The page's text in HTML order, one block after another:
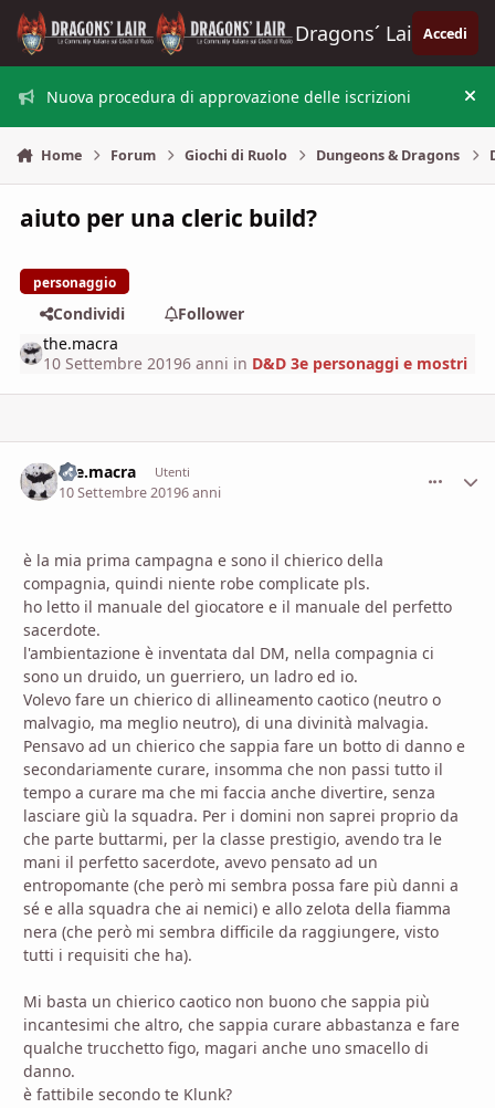
Vai al contenuto
Dragons´ Lair Accedi
Nuova procedura di approvazione delle iscrizioni
Home Forum Giochi di Ruolo Dungeons & Dragons
aiuto per una cleric build?
personaggio
Condividi
Follower
the.macra
10 Settembre 20196 anni in D&D 3e personaggi e mostri
the.macra Utenti
10 Settembre 20196 anni
è la mia prima campagna e sono il chierico della
compagnia, quindi niente robe complicate pls.
ho letto il manuale del giocatore e il manuale del perfetto
sacerdote.
l'ambientazione è inventata dal DM, nella compagnia ci
sono un druido, un guerriero, un ladro ed io.
Volevo fare un chierico di allineamento caotico (neutro o
malvagio, ma meglio neutro), di una divinità malvagia.
Pensavo ad un chierico che sappia fare un botto di danno e
secondariamente curare, insomma che non passi tutto il
tempo a curare ma che mi faccia anche divertire, senza
lasciare giù la squadra. Per i domini non saprei proprio da
che parte buttarmi, per la classe prestigio, avendo tra le
mani il perfetto sacerdote, avevo pensato ad un
entropomante (che però mi sembra possa fare più danni a
sé e alla squadra che ai nemici) e allo zelota della fiamma
nera (che però mi sembra difficile da raggiungere, visto
tutti i requisiti che ha).
Mi basta un chierico caotico non buono che sappia più
incantesimi che altro, che sappia curare abbastanza e fare
qualche trucchetto figo, magari anche uno smacello di
danno.
è fattibile secondo te Klunk?